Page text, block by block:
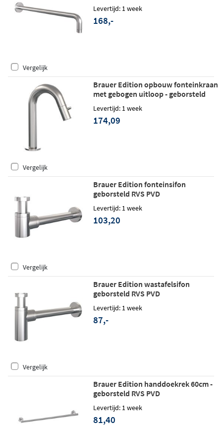
Levertijd: 1 week
168,-
Vergelijk
Brauer Edition opbouw fonteinkraan
met gebogen uitloop - geborsteld
RVS PVD
Levertijd: 1 week
174,09
Vergelijk
Brauer Edition fonteinsifon
geborsteld RVS PVD
Levertijd: 1 week
103,20
Vergelijk
Brauer Edition wastafelsifon
geborsteld RVS PVD
Levertijd: 1 week
87,-
Vergelijk
Brauer Edition handdoekrek 60cm -
geborsteld RVS PVD
Levertijd: 1 week
81,40